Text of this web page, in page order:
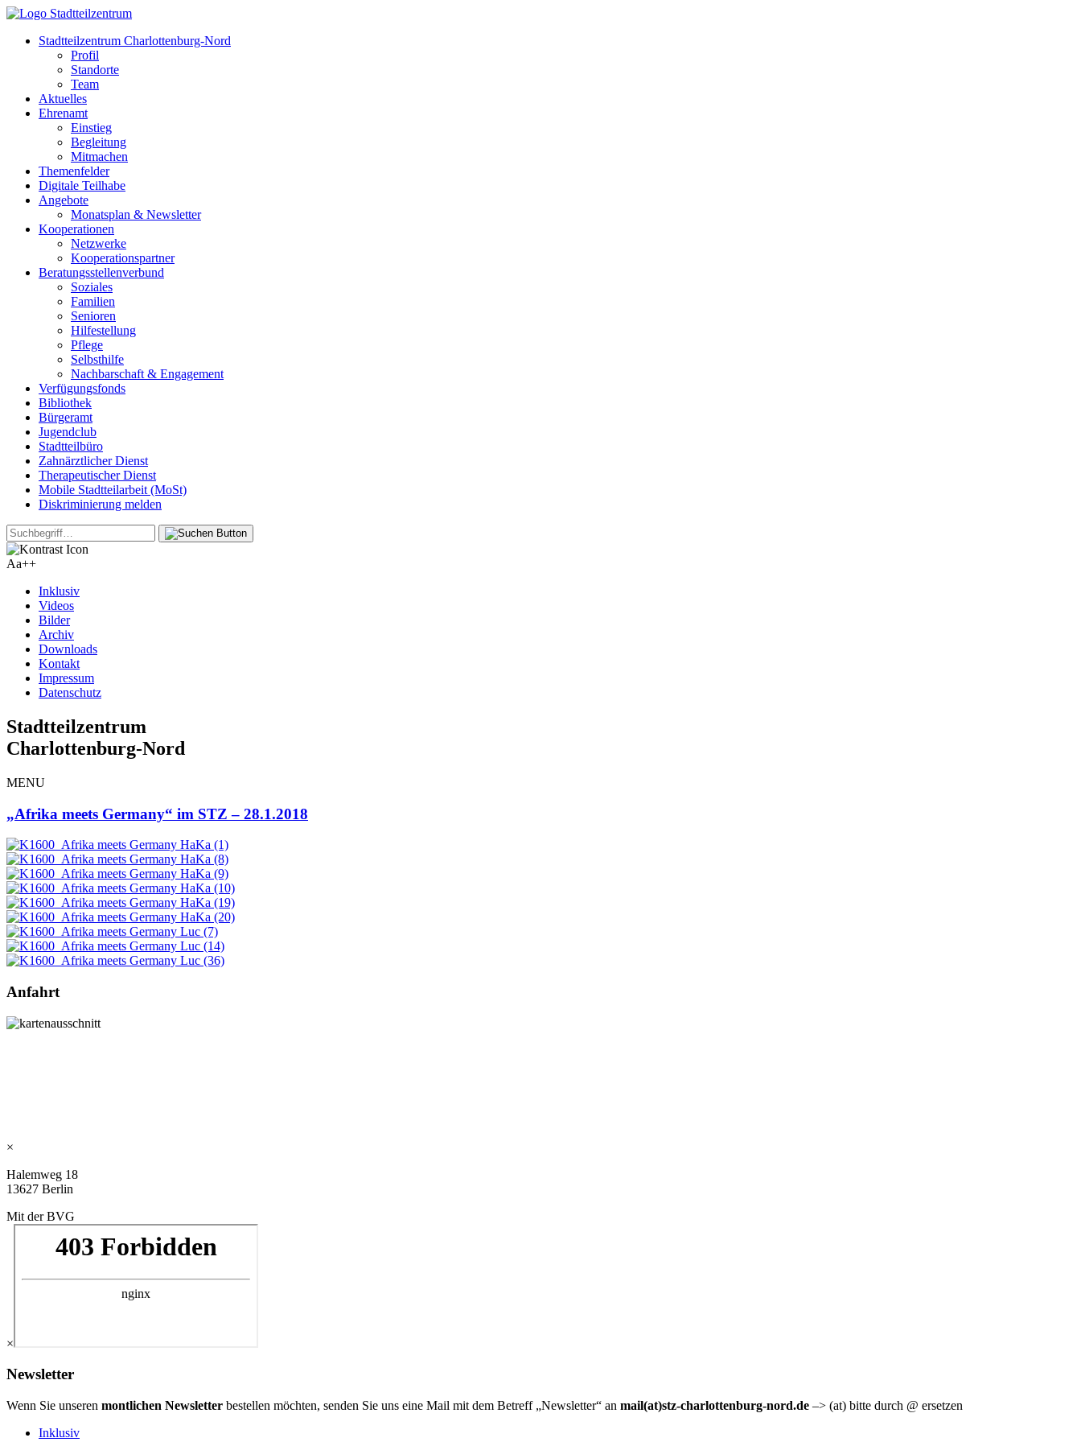
Stadtteilzentrum Charlottenburg-Nord
Profil
Standorte
Team
Aktuelles
Ehrenamt
Einstieg
Begleitung
Mitmachen
Themenfelder
Digitale Teilhabe
Angebote
Monatsplan & Newsletter
Kooperationen
Netzwerke
Kooperationspartner
Beratungsstellenverbund
Soziales
Familien
Senioren
Hilfestellung
Pflege
Selbsthilfe
Nachbarschaft & Engagement
Verfügungsfonds
Bibliothek
Bürgeramt
Jugendclub
Stadtteilbüro
Zahnärztlicher Dienst
Therapeutischer Dienst
Mobile Stadtteilarbeit (MoSt)
Diskriminierung melden
Aa++
Inklusiv
Videos
Bilder
Archiv
Downloads
Kontakt
Impressum
Datenschutz
Stadtteilzentrum
Charlottenburg-Nord
MENU
„Afrika meets Germany“ im STZ – 28.1.2018
Anfahrt
×
Halemweg 18
13627 Berlin
Mit der BVG
×
Newsletter
Wenn Sie unseren montlichen Newsletter bestellen möchten, senden Sie uns eine Mail mit dem Betreff „Newsletter“ an mail(at)stz-charlottenburg-nord.de –> (at) bitte durch @ ersetzen
Inklusiv